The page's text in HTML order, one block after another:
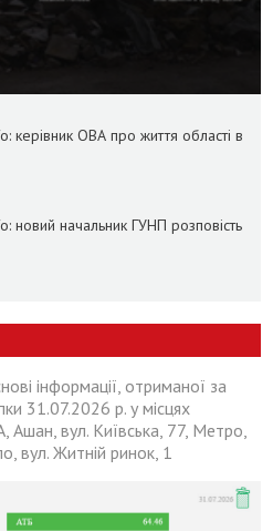
ОВА про життя області в
начальник ГУНП розповість
інформації, отриманої за
31.07.2026 р. у місцях
вул. Київська, 77, Метро,
вул. Житній ринок, 1